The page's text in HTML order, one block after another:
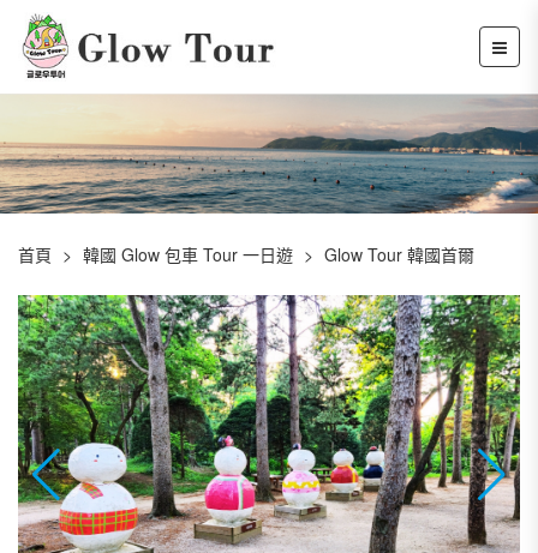
首頁 韓國 Glow 包車 Tour 一日遊 Glow Tour 韓國首爾